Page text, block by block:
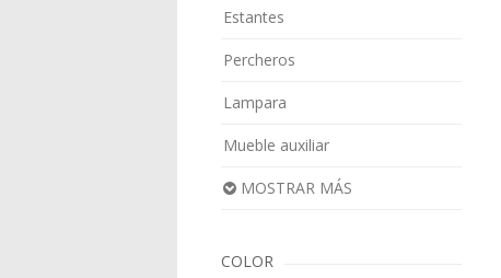
Estantes
Percheros
Lampara
Mueble auxiliar
MOSTRAR MÁS
COLOR